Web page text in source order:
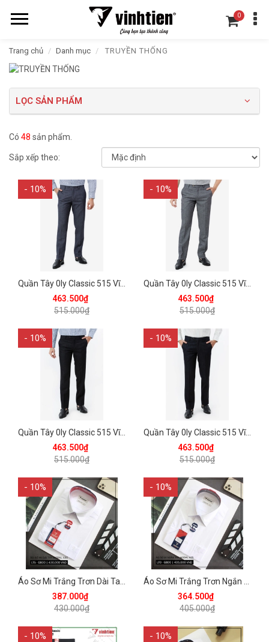
0
Trang chủ Danh mục TRUYỀN THỐNG
LỌC SẢN PHẨM
Có 48 sản phẩm.
Sắp xếp theo:
- 10%
Quần Tây 0ly Classic 515 Vĩnh Tiến - Xám Xanh Muối Tiêu
463.500₫
515.000₫
- 10%
Quần Tây 0ly Classic 515 Vĩnh Tiến - Xám Muối Tiêu
463.500₫
515.000₫
- 10%
Quần Tây 0ly Classic 515 Vĩnh Tiến - Đen Xanh Muối Tiêu
463.500₫
515.000₫
- 10%
Quần Tây 0ly Classic 515 Vĩnh Tiến - Đen Muối Tiêu
463.500₫
515.000₫
- 10%
387.000₫
430.000₫
- 10%
364.500₫
405.000₫
- 10% - 10%